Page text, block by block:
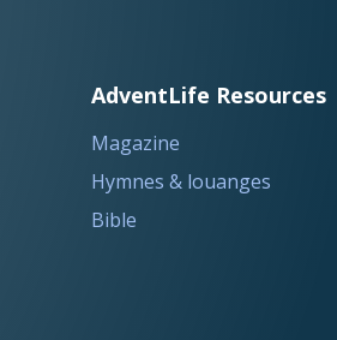
AdventLife Resources
Magazine
Hymnes & louanges
Bible